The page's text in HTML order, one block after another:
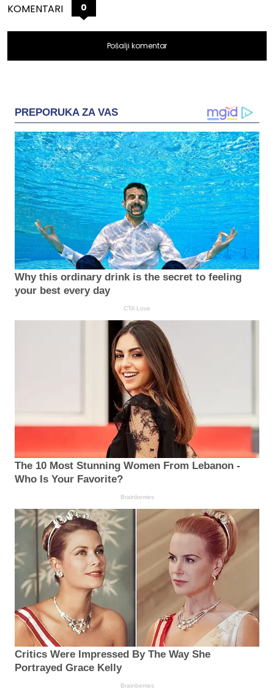
KOMENTARI 0
Pošalji komentar
PREPORUKA ZA VAS
Why this ordinary drink is the secret to feeling
your best every day
CTA Love
The 10 Most Stunning Women From Lebanon -
Who Is Your Favorite?
Brainberries
Critics Were Impressed By The Way She
Portrayed Grace Kelly
Brainberries